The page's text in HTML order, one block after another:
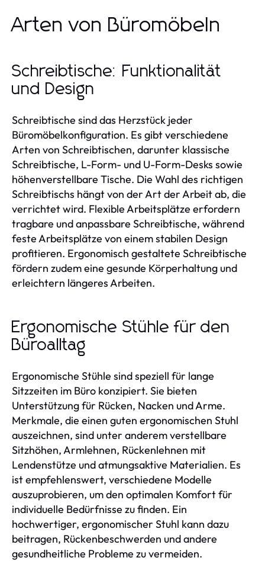
Arten von Büromöbeln
Schreibtische: Funktionalität
und Design
Schreibtische sind das Herzstück jeder
Büromöbelkonfiguration. Es gibt verschiedene
Arten von Schreibtischen, darunter klassische
Schreibtische, L-Form- und U-Form-Desks sowie
höhenverstellbare Tische. Die Wahl des richtigen
Schreibtischs hängt von der Art der Arbeit ab, die
verrichtet wird. Flexible Arbeitsplätze erfordern
tragbare und anpassbare Schreibtische, während
feste Arbeitsplätze von einem stabilen Design
profitieren. Ergonomisch gestaltete Schreibtische
fördern zudem eine gesunde Körperhaltung und
erleichtern längeres Arbeiten.
Ergonomische Stühle für den
Büroalltag
Ergonomische Stühle sind speziell für lange
Sitzzeiten im Büro konzipiert. Sie bieten
Unterstützung für Rücken, Nacken und Arme.
Merkmale, die einen guten ergonomischen Stuhl
auszeichnen, sind unter anderem verstellbare
Sitzhöhen, Armlehnen, Rückenlehnen mit
Lendenstütze und atmungsaktive Materialien. Es
ist empfehlenswert, verschiedene Modelle
auszuprobieren, um den optimalen Komfort für
individuelle Bedürfnisse zu finden. Ein
hochwertiger, ergonomischer Stuhl kann dazu
beitragen, Rückenbeschwerden und andere
gesundheitliche Probleme zu vermeiden.